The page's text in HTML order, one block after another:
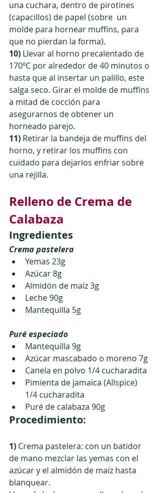
una cuchara, dentro de pirotines
(capacillos) de papel (sobre  un
molde para hornear muffins, para
que no pierdan la forma).
10) Llevar al horno precalentado de
170ºC por alrededor de 40 minutos o
hasta que al insertar un palillo, este
salga seco. Girar el molde de muffins
a mitad de cocción para
asegurarnos de obtener un
horneado parejo.
11) Retirar la bandeja de muffins del
horno, y retirar los muffins con
cuidado para dejarlos enfriar sobre
una rejilla.
Relleno de Crema de
Calabaza
Ingredientes
Crema pastelera
Yemas 23g
Azúcar 8g
Almidón de maíz 3g
Leche 90g
Mantequilla 5g
Puré especiado
Mantequilla 9g
Azúcar mascabado o moreno 7g
Canela en polvo 1/4 cucharadita
Pimienta de jamaica (Allspice)
1/4 cucharadita
Puré de calabaza 90g
Procedimiento:
1) Crema pastelera: con un batidor
de mano mezclar las yemas con el
azúcar y el almidón de maíz hasta
blanquear.